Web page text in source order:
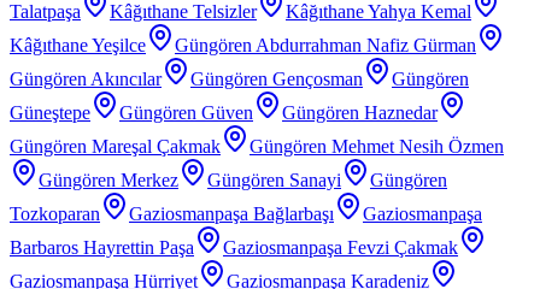
Talatpaşa
Kâğıthane Telsizler
Kâğıthane Yahya Kemal
Kâğıthane Yeşilce
Güngören Abdurrahman Nafiz Gürman
Güngören Akıncılar
Güngören Gençosman
Güngören
Güneştepe
Güngören Güven
Güngören Haznedar
Güngören Mareşal Çakmak
Güngören Mehmet Nesih Özmen
Güngören Merkez
Güngören Sanayi
Güngören
Tozkoparan
Gaziosmanpaşa Bağlarbaşı
Gaziosmanpaşa
Barbaros Hayrettin Paşa
Gaziosmanpaşa Fevzi Çakmak
Gaziosmanpaşa Hürriyet
Gaziosmanpaşa Karadeniz